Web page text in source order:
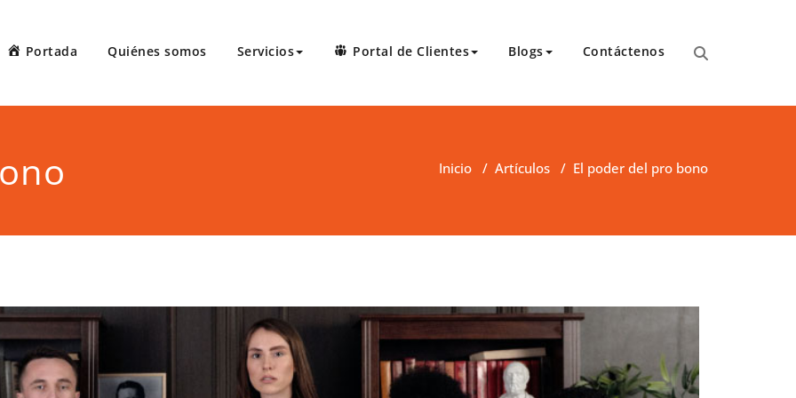
Portada Quiénes somos Servicios Portal de Clientes Blogs Contáctenos
Inicio / Artículos / El poder del pro bono